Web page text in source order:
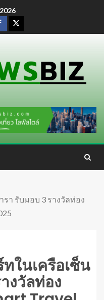
า รับมอบ 3 รางวัลท่อง
ในเครือเซ็น
งวัลท่อง